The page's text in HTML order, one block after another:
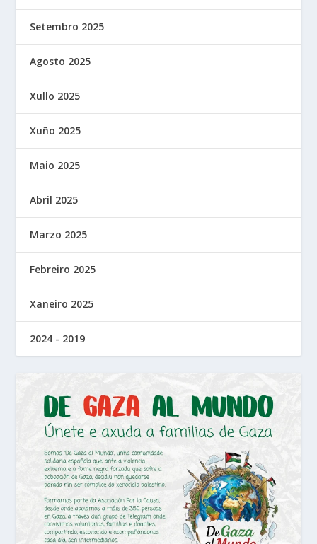
Setembro 2025
Agosto 2025
Xullo 2025
Xuño 2025
Maio 2025
Abril 2025
Marzo 2025
Febreiro 2025
Xaneiro 2025
2024 - 2019